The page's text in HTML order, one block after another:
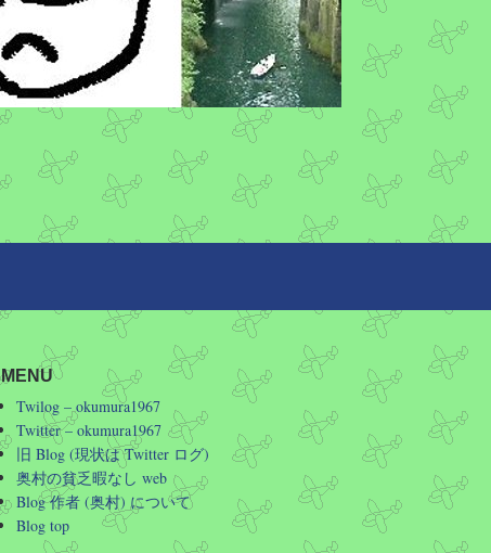
MENU
Twilog – okumura1967
Twitter – okumura1967
旧 Blog (現状は Twitter ログ)
奥村の貧乏暇なし web
Blog 作者 (奥村) について
Blog top